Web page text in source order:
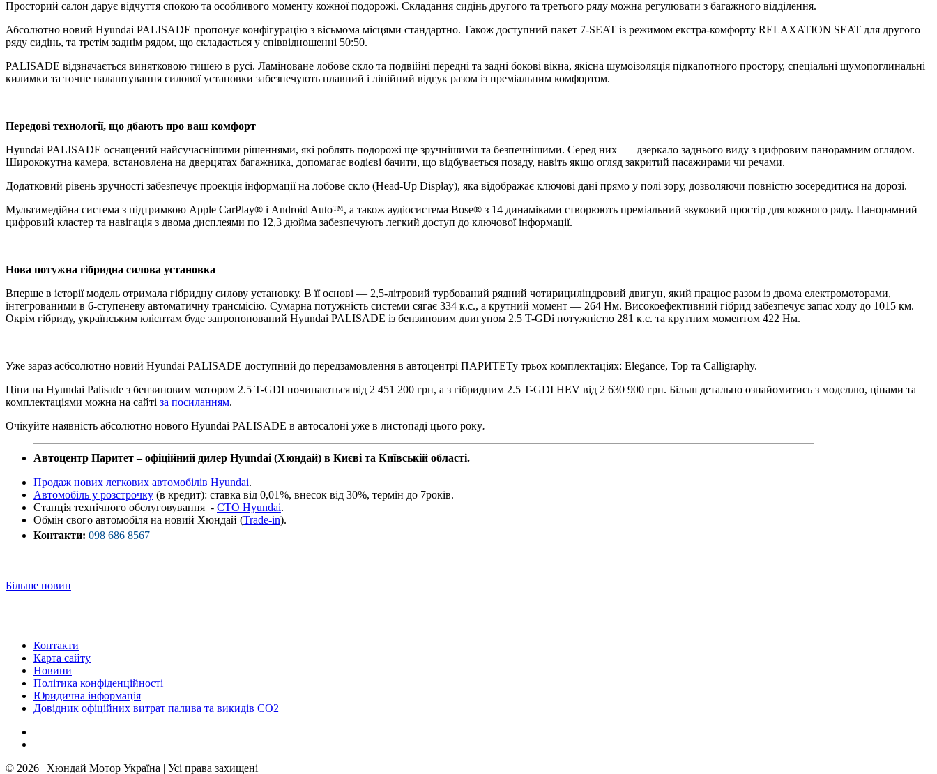
Просторий салон дарує відчуття спокою та особливого моменту кожної подорожі. Складання сидінь другого та третього ряду можна регулювати з багажного відділення.
Абсолютно новий Hyundai PALISADE пропонує конфігурацію з вісьмома місцями стандартно. Також доступний пакет 7-SEAT із режимом екстра-комфорту RELAXATION SEAT для другого
ряду сидінь, та третім заднім рядом, що складається у співвідношенні 50:50.
PALISADE відзначається винятковою тишею в русі. Ламіноване лобове скло та подвійні передні та задні бокові вікна, якісна шумоізоляція підкапотного простору, спеціальні шумопоглинальні
килимки та точне налаштування силової установки забезпечують плавний і лінійний відгук разом із преміальним комфортом.
Передові технології, що дбають про ваш комфорт
Hyundai PALISADE оснащений найсучаснішими рішеннями, які роблять подорожі ще зручнішими та безпечнішими. Серед них — дзеркало заднього виду з цифровим панорамним оглядом.
Ширококутна камера, встановлена на дверцятах багажника, допомагає водієві бачити, що відбувається позаду, навіть якщо огляд закритий пасажирами чи речами.
Додатковий рівень зручності забезпечує проекція інформації на лобове скло (Head-Up Display), яка відображає ключові дані прямо у полі зору, дозволяючи повністю зосередитися на дорозі.
Мультимедійна система з підтримкою Apple CarPlay® і Android Auto™, а також аудіосистема Bose® з 14 динаміками створюють преміальний звуковий простір для кожного ряду. Панорамний
цифровий кластер та навігація з двома дисплеями по 12,3 дюйма забезпечують легкий доступ до ключової інформації.
Нова потужна гібридна силова установка
Вперше в історії модель отримала гібридну силову установку. В її основі — 2,5-літровий турбований рядний чотирициліндровий двигун, який працює разом із двома електромоторами,
інтегрованими в 6-ступеневу автоматичну трансмісію. Сумарна потужність системи сягає 334 к.с., а крутний момент — 264 Нм. Високоефективний гібрид забезпечує запас ходу до 1015 км.
Окрім гібриду, українським клієнтам буде запропонований Hyundai PALISADE із бензиновим двигуном 2.5 T-GDi потужністю 281 к.с. та крутним моментом 422 Нм.
Уже зараз асбсолютно новий Hyundai PALISADE доступний до передзамовлення в автоцентрі ПАРИТЕТу трьох комплектаціях: Elegance, Top та Calligraphy.
Ціни на Hyundai Palisade з бензиновим мотором 2.5 T-GDI починаються від 2 451 200 грн, а з гібридним 2.5 T-GDI HEV від 2 630 900 грн. Більш детально ознайомитись з моделлю, цінами та
комплектаціями можна на сайті за посиланням.
Очікуйте наявність абсолютно нового Hyundai PALISADE в автосалоні уже в листопаді цього року.
Автоцентр Паритет – офіційний дилер Hyundai (Хюндай) в Києві та Київській області.
Продаж нових легкових автомобілів Hyundai.
Автомобіль у розстрочку (в кредит): ставка від 0,01%, внесок від 30%, термін до 7років.
Станція технічного обслуговування - СТО Hyundaі.
Обмін свого автомобіля на новий Хюндай (Trade-in).
Контакти: 098 686 8567
Більше новин
Контакти
Карта сайту
Новини
Політика конфіденційності
Юридична інформація
Довідник офіційних витрат палива та викидів СО2
© 2026 | Хюндай Мотор Україна | Усі права захищені